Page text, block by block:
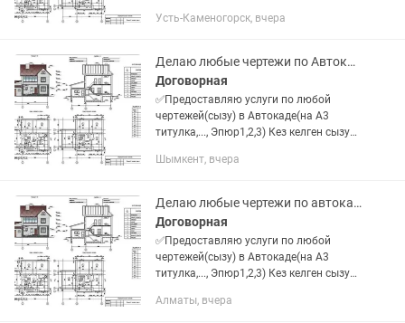
✅Инженерная графика
✅Машинная...
Усть-Каменогорск, вчера
Делаю любые чертежи по Автокаду
Договорная
✅Предоставляю услуги по любой
чертежей(сызу) в Автокаде(на А3
титулка,..., Эпюр1,2,3) Кез келген сызу
✅Инженерная графика
✅Машинная...
Шымкент, вчера
Делаю любые чертежи по автокаду
Договорная
✅Предоставляю услуги по любой
чертежей(сызу) в Автокаде(на А3
титулка,..., Эпюр1,2,3) Кез келген сызу
✅Инженерная графика
Алматы, вчера